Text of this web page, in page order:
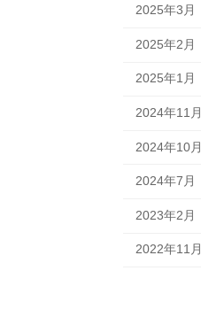
2025年3月
2025年2月
2025年1月
2024年11月
2024年10月
2024年7月
2023年2月
2022年11月